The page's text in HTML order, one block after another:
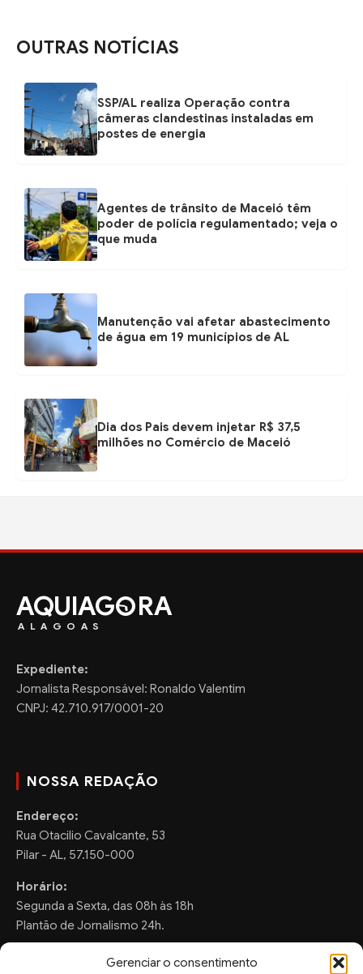
Gerenciar o consentimento
OUTRAS NOTÍCIAS
SSP/AL realiza Operação contra
câmeras clandestinas instaladas em
postes de energia
Agentes de trânsito de Maceió têm
poder de polícia regulamentado; veja o
que muda
Manutenção vai afetar abastecimento
de água em 19 municípios de AL
Dia dos Pais devem injetar R$ 37,5
milhões no Comércio de Maceió
AQUIAG RA
ALAGOAS
Expediente:
Jornalista Responsável: Ronaldo Valentim
CNPJ: 42.710.917/0001-20
NOSSA REDAÇÃO
Endereço:
Rua Otacilio Cavalcante, 53
Pilar - AL, 57.150-000
Horário:
Segunda a Sexta, das 08h às 18h
Plantão de Jornalismo 24h.